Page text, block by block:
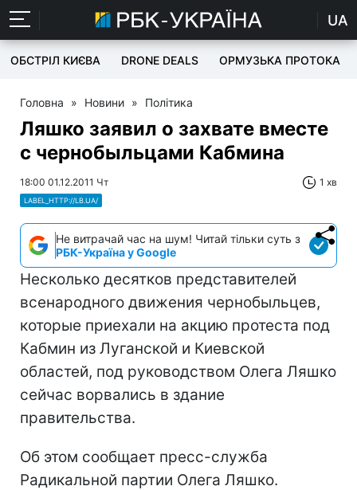
UA
ОБСТРІЛ КИЄВА DRONE DEALS ОРМУЗЬКА ПРОТОКА
Головна » Новини » Політика
Ляшко заявил о захвате вместе
с чернобыльцами Кабмина
18:00 01.12.2011 Чт 1 хв
LABEL_HTTP://LB.UA/
Не витрачай час на шум! Читай тільки суть з
РБК-Україна у Google
Несколько десятков представителей
всенародного движения чернобыльцев,
которые приехали на акцию протеста под
Кабмин из Луганской и Киевской
областей, под руководством Олега Ляшко
сейчас ворвались в здание
правительства.
Об этом сообщает пресс-служба
Радикальной партии Олега Ляшко.